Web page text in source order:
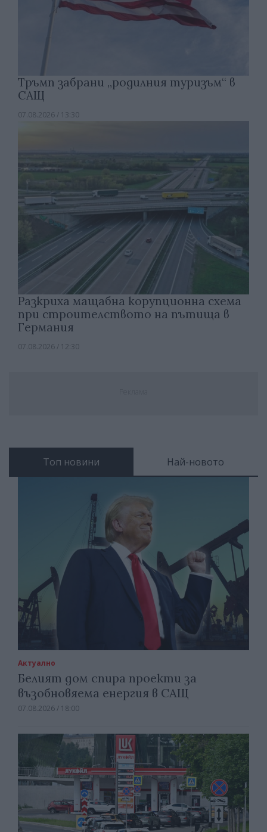
Тръмп забрани „родилния туризъм“ в
САЩ
07.08.2026 / 13:30
Разкриха мащабна корупционна схема
при строителството на пътища в
Германия
07.08.2026 / 12:30
Топ новини Най-новото
Актуално
Белият дом спира проекти за
възобновяема енергия в САЩ
07.08.2026 / 18:00